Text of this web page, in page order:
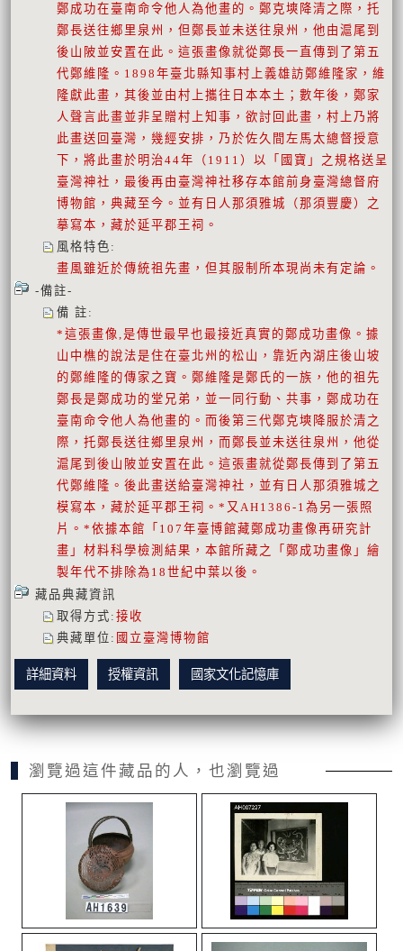
鄭成功在臺南命令他人為他畫的。鄭克塽降清之際，托
鄭長送往鄉里泉州，但鄭長並未送往泉州，他由滬尾到
後山陂並安置在此。這張畫像就從鄭長一直傳到了第五
代鄭維隆。1898年臺北縣知事村上義雄訪鄭維隆家，維
隆獻此畫，其後並由村上攜往日本本土；數年後，鄭家
人聲言此畫並非呈贈村上知事，欲討回此畫，村上乃將
此畫送回臺灣，幾經安排，乃於佐久間左馬太總督授意
下，將此畫於明治44年（1911）以「國寶」之規格送呈
臺灣神社，最後再由臺灣神社移存本館前身臺灣總督府
博物館，典藏至今。並有日人那須雅城（那須豐慶）之
摹寫本，藏於延平郡王祠。
風格特色 :
畫風雖近於傳統祖先畫，但其服制所本現尚未有定論。
-備註-
備 註 :
*這張畫像,是傳世最早也最接近真實的鄭成功畫像。據
山中樵的說法是住在臺北州的松山，靠近內湖庄後山坡
的鄭維隆的傳家之寶。鄭維隆是鄭氏的一族，他的祖先
鄭長是鄭成功的堂兄弟，並一同行動、共事，鄭成功在
臺南命令他人為他畫的。而後第三代鄭克塽降服於清之
際，托鄭長送往鄉里泉州，而鄭長並未送往泉州，他從
滬尾到後山陂並安置在此。這張畫就從鄭長傳到了第五
代鄭維隆。後此畫送給臺灣神社，並有日人那須雅城之
模寫本，藏於延平郡王祠。*又AH1386-1為另一張照
片。*依據本館「107年臺博館藏鄭成功畫像再研究計
畫」材料科學檢測結果，本館所藏之「鄭成功畫像」繪
製年代不排除為18世紀中葉以後。
藏品典藏資訊
取得方式 : 接收
典藏單位 : 國立臺灣博物館
詳細資料 授權資訊 國家文化記憶庫
瀏覽過這件藏品的人，也瀏覽過